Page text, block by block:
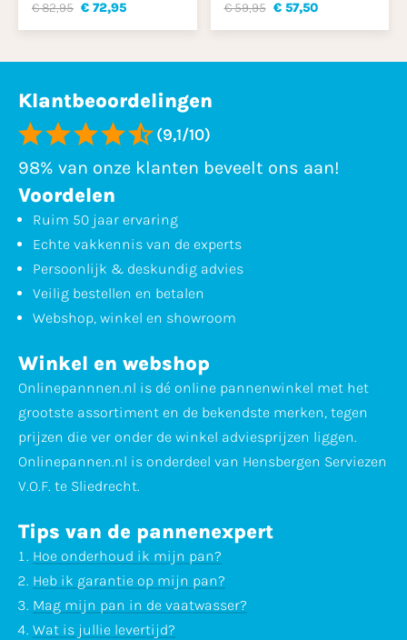
€ 82,95 € 72,95 € 59,95 € 57,50
Klantbeoordelingen
(9,1/10)
98% van onze klanten beveelt ons aan!
Voordelen
Ruim 50 jaar ervaring
Echte vakkennis van de experts
Persoonlijk & deskundig advies
Veilig bestellen en betalen
Webshop, winkel en showroom
Winkel en webshop
Onlinepannnen.nl is dé online pannenwinkel met het
grootste assortiment en de bekendste merken, tegen
prijzen die ver onder de winkel adviesprijzen liggen.
Onlinepannen.nl is onderdeel van Hensbergen Serviezen
V.O.F. te Sliedrecht.
Tips van de pannenexpert
Hoe onderhoud ik mijn pan?
Heb ik garantie op mijn pan?
Mag mijn pan in de vaatwasser?
Wat is jullie levertijd?